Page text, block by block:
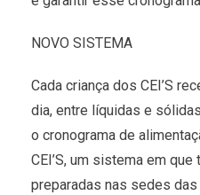
NOVO SISTEMA
Cada criança dos CEI’S
dia, entre líquidas e
o cronograma de
CEI’S, um sistema em
preparadas nas sedes